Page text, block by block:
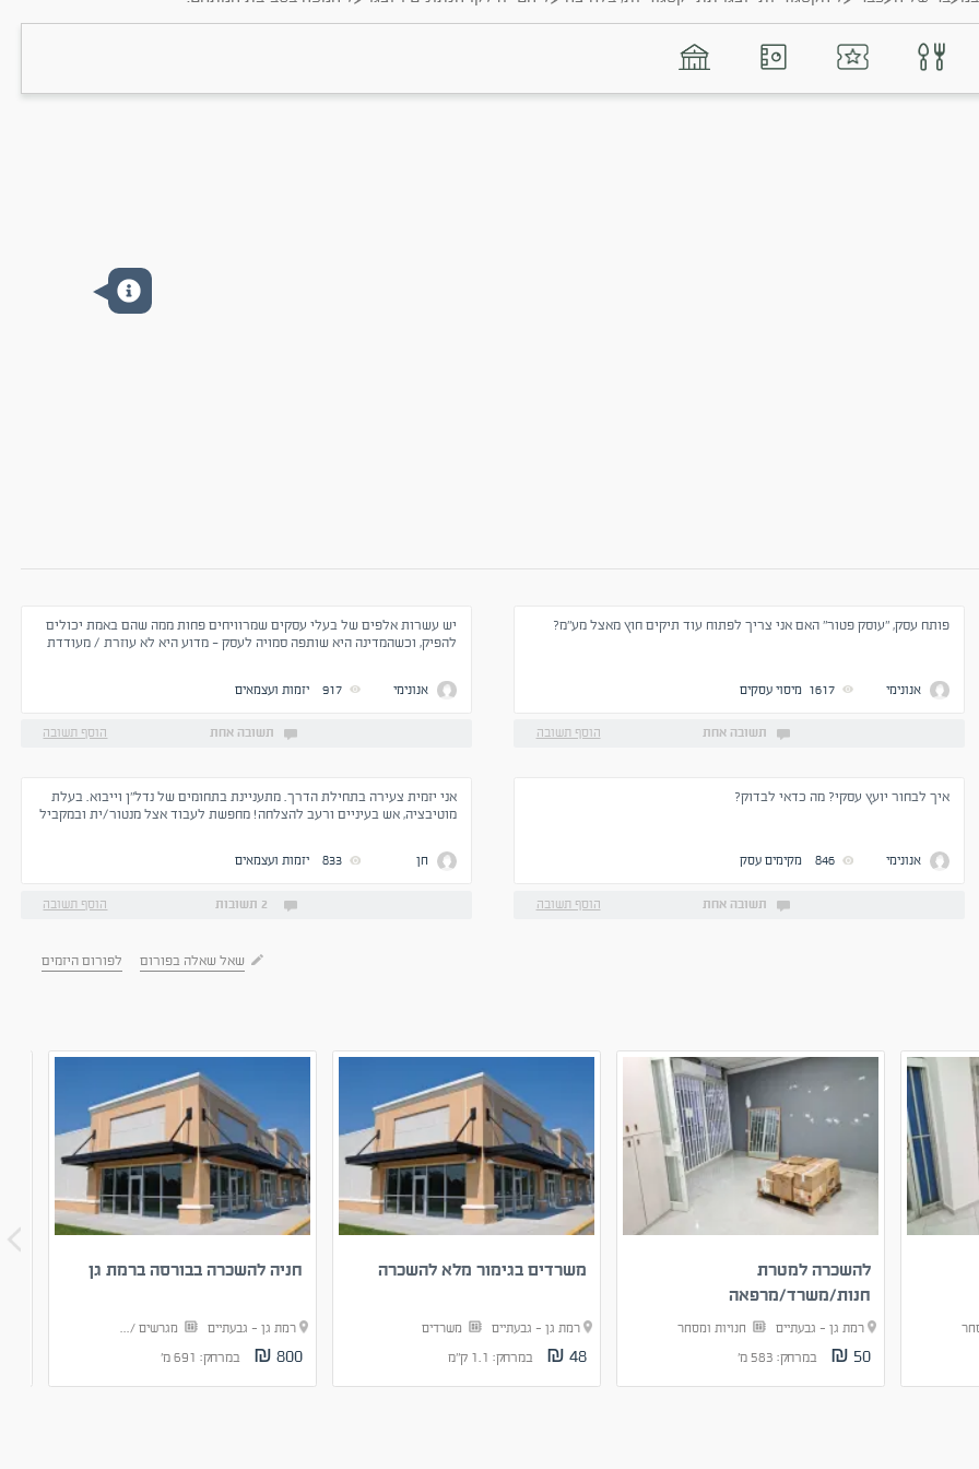
פותח עסק, "עוסק פטור" האם אני צריך לפתוח עוד תיקים חוץ מאצל מע"מ?
אנונימי 1617 מיסוי עסקים
תשובה אחת הוסף תשובה
יש עשרות אלפים של בעלי עסקים שמרוויחים פחות ממה שהם באמת יכולים
להפיק, וכשהמדינה היא שותפה סמויה לעסק - מדוע היא לא עוזרת / מעודדת
אנונימי 917 יזמות ועצמאים
תשובה אחת הוסף תשובה
איך לבחור יועץ עסקי? מה כדאי לבדוק?
אנונימי 846 מקימים עסק
תשובה אחת הוסף תשובה
אני יזמית צעירה בתחילת הדרך. מתעניינת בתחומים של נדל"ן וייבוא. בעלת
מוטיבציה, אש בעיניים ורעב להצלחה! מחפשת לעבוד אצל מנטור/ית ובמקביל
חן 833 יזמות ועצמאים
2 תשובות הוסף תשובה
שאל שאלה בפורום לפורום היזמים
להשכרה למטרת
חנות/משרד/מרפאה
רמת גן - גבעתיים חנויות ומסחר
50 ₪ במרחק: 583 מ'
משרדים בגימור מלא להשכרה
רמת גן - גבעתיים משרדים
48 ₪ במרחק: 1.1 ק"מ
חניה להשכרה בבורסה ברמת גן
רמת גן - גבעתיים מגרשים /...
800 ₪ במרחק: 691 מ'